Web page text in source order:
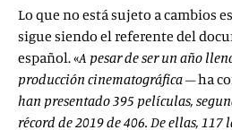
Lo que no está sujeto a cambios
sigue siendo el referente del
español. «A pesar de ser un año
producción cinematográfica– ha
han presentado 395 películas,
récord de 2019 de 406. De ellas, 117